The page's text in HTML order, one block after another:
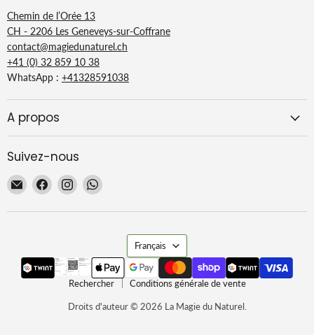
Chemin de l’Orée 13
CH - 2206 Les Geneveys-sur-Coffrane
contact@magiedunaturel.ch
+41 (0) 32 859 10 38
WhatsApp : +41328591038
A propos
Suivez-nous
Email
Magie
Trouvez-
nous
sur
Trouvez-
nous
sur
Trouvez-
sur
Langue
Français
Rechercher Conditions générale de vente
Droits d'auteur © 2026 La Magie du Naturel.